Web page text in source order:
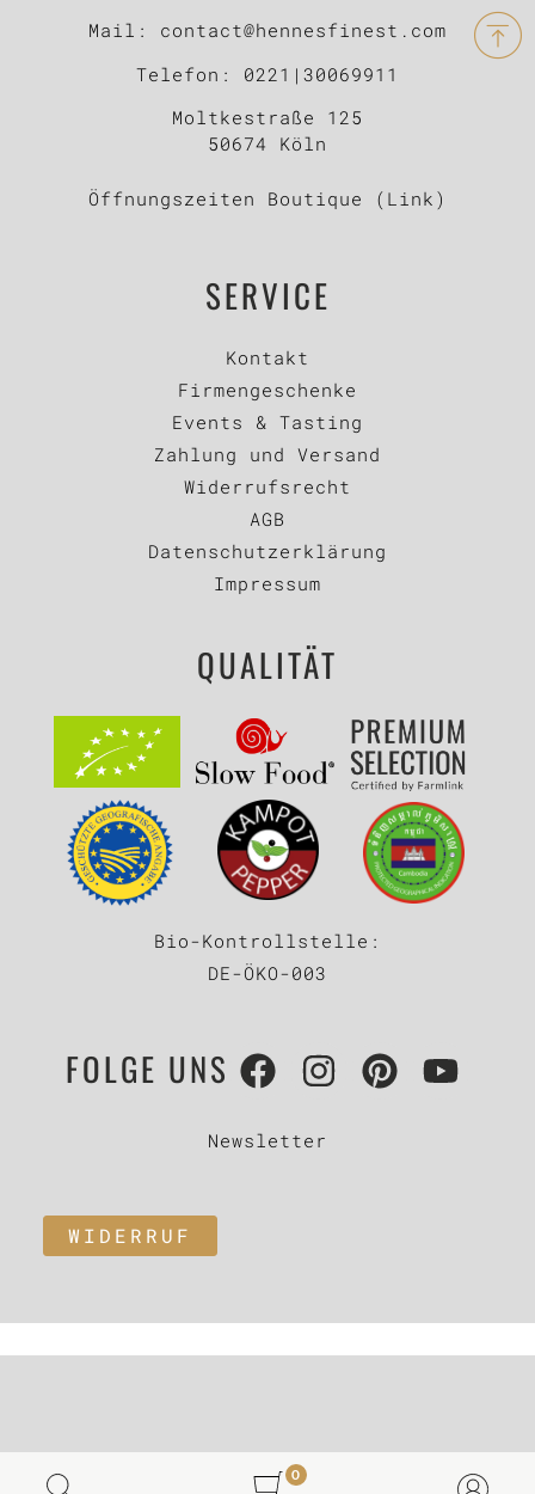
Mail: contact@hennesfinest.com
Telefon: 0221|30069911
Moltkestraße 125
50674 Köln
Öffnungszeiten Boutique (Link)
SERVICE
Kontakt
Firmengeschenke
Events & Tasting
Zahlung und Versand
Widerrufsrecht
AGB
Datenschutzerklärung
Impressum
QUALITÄT
Bio-Kontrollstelle:
DE-ÖKO-003
FOLGE UNS
Newsletter
WIDERRUF
0